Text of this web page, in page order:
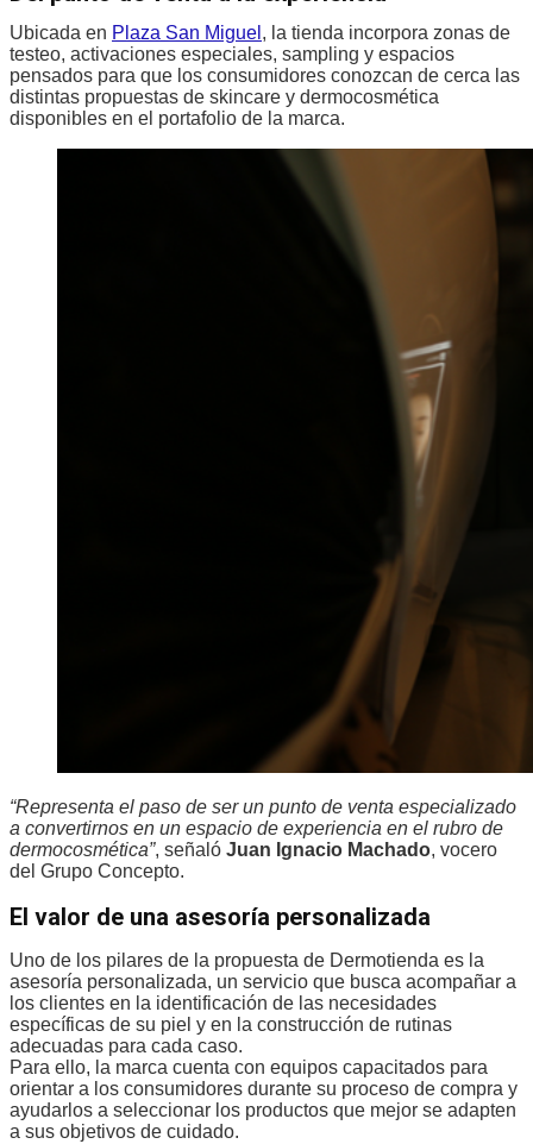
Ubicada en Plaza San Miguel , la tienda incorpora zonas de
testeo, activaciones especiales, sampling y espacios
pensados para que los consumidores conozcan de cerca las
distintas propuestas de skincare y dermocosmética
disponibles en el portafolio de la marca.
“Representa el paso de ser un punto de venta especializado
a convertirnos en un espacio de experiencia en el rubro de
dermocosmética”, señaló Juan Ignacio Machado, vocero
del Grupo Concepto.
El valor de una asesoría personalizada
Uno de los pilares de la propuesta de Dermotienda es la
asesoría personalizada, un servicio que busca acompañar a
los clientes en la identificación de las necesidades
específicas de su piel y en la construcción de rutinas
adecuadas para cada caso.
Para ello, la marca cuenta con equipos capacitados para
orientar a los consumidores durante su proceso de compra y
ayudarlos a seleccionar los productos que mejor se adapten
a sus objetivos de cuidado.